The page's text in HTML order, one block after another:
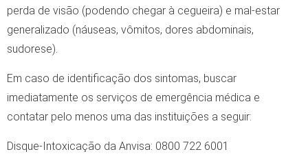
perda de visão (podendo chegar à cegueira) e mal-estar
generalizado (náuseas, vômitos, dores abdominais,
sudorese).
Em caso de identificação dos sintomas, buscar
imediatamente os serviços de emergência médica e
contatar pelo menos uma das instituições a seguir:
Disque-Intoxicação da Anvisa: 0800 722 6001